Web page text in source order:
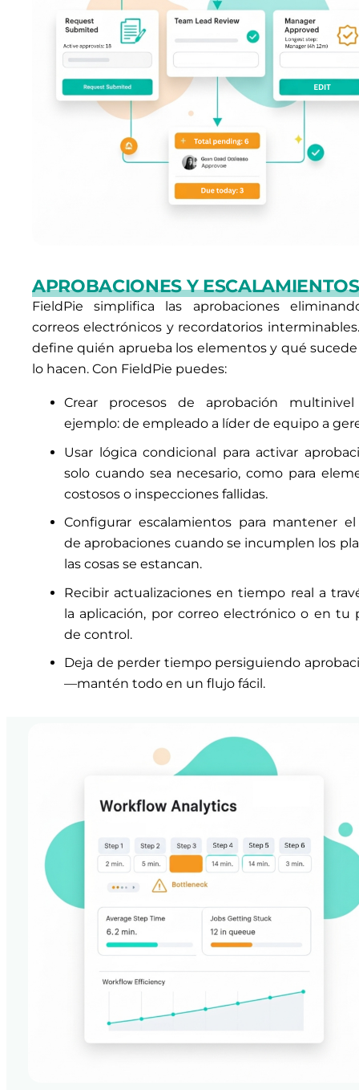
APROBACIONES Y ESCALAMIENTOS
FieldPie simplifica las aprobaciones
correos electrónicos y recordatorios
define quién aprueba los elementos y qué
lo hacen. Con FieldPie puedes:
Crear procesos de aprobación
ejemplo: de empleado a líder de equipo a
Usar lógica condicional para activar
solo cuando sea necesario, como para
costosos o inspecciones fallidas.
Configurar escalamientos para mantener
de aprobaciones cuando se incumplen los
las cosas se estancan.
Recibir actualizaciones en tiempo real a
la aplicación, por correo electrónico o en tu
de control.
Deja de perder tiempo persiguiendo
—mantén todo en un flujo fácil.